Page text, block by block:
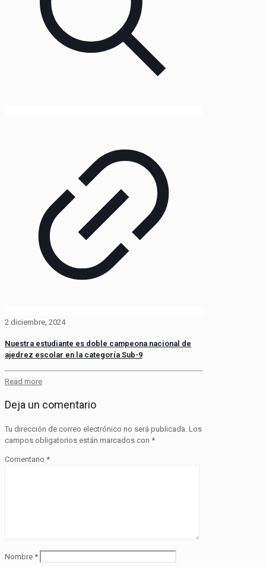
2 diciembre, 2024
Nuestra estudiante es doble campeona nacional de
ajedrez escolar en la categoría Sub-9
Read more
Deja un comentario
Tu dirección de correo electrónico no será publicada. Los
campos obligatorios están marcados con *
Comentario *
Nombre *